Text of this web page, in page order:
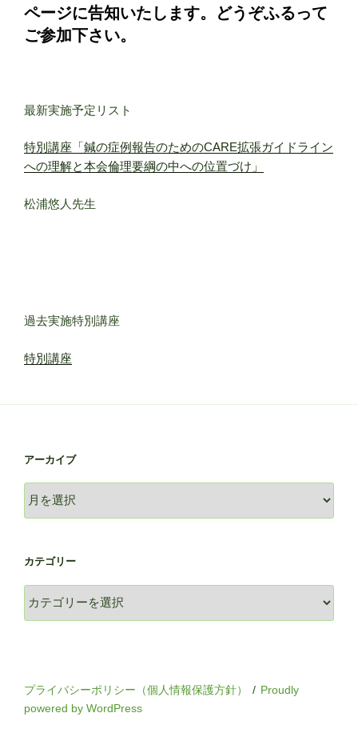
ページに告知いたします。どうぞふるって
ご参加下さい。
最新実施予定リスト
特別講座「鍼の症例報告のためのCARE拡張ガイドライン
への理解と本会倫理要綱の中への位置づけ」
松浦悠人先生
過去実施特別講座
特別講座
アーカイブ
ア
ブ
カテゴリー
テ
プライバシーポリシー（個人情報保護方針）
Proudly
powered by WordPress